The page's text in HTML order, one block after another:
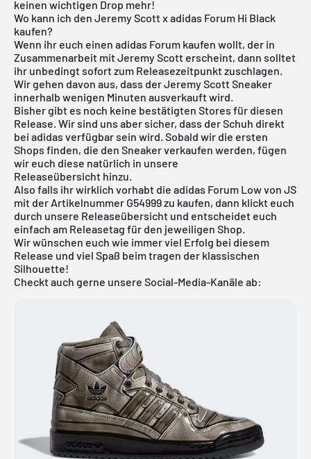
keinen wichtigen Drop mehr!
Wo kann ich den Jeremy Scott x adidas Forum Hi Black
kaufen?
Wenn ihr euch einen adidas Forum kaufen wollt, der in
Zusammenarbeit mit Jeremy Scott erscheint, dann solltet
ihr unbedingt sofort zum Releasezeitpunkt zuschlagen.
Wir gehen davon aus, dass der Jeremy Scott Sneaker
innerhalb wenigen Minuten ausverkauft wird.
Bisher gibt es noch keine bestätigten Stores für diesen
Release. Wir sind uns aber sicher, dass der Schuh direkt
bei adidas verfügbar sein wird. Sobald wir die ersten
Shops finden, die den Sneaker verkaufen werden, fügen
wir euch diese natürlich in unsere
Releaseübersicht hinzu.
Also falls ihr wirklich vorhabt die adidas Forum Low von JS
mit der Artikelnummer G54999 zu kaufen, dann klickt euch
durch unsere Releaseübersicht und entscheidet euch
einfach am Releasetag für den jeweiligen Shop.
Wir wünschen euch wie immer viel Erfolg bei diesem
Release und viel Spaß beim tragen der klassischen
Silhouette!
Checkt auch gerne unsere Social-Media-Kanäle ab: